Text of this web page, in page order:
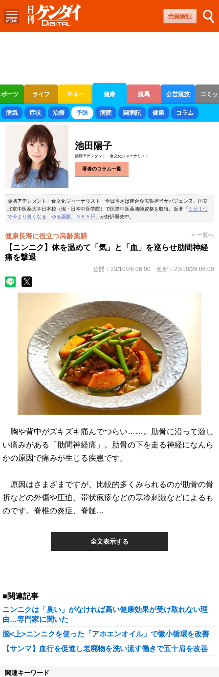
ーツ ライフ マネー 健康 競馬 公営競技 コミ
ボートレース 競輪 オートレース
病気 症状 治療 予防 病院 闘病記 健康 コラム
池田陽子
薬膳アテンダント・食文化ジャーナリスト
著者のコラム一覧
薬膳アテンダント・食文化ジャーナリスト・全日本さば連合会広報担当サバジェンヌ。国立
北京中医薬大学日本校（現・日本中医学院）で国際中医薬膳師資格を取得。近著「 １日１つ
で今より良くなる ゆる薬膳。３６５日 」が好評発売中。
健康長寿に役立つ高齢薬膳 > 一覧へ
【ニンニク】体を温めて「気」と「血」を巡らせ肋間神経
痛を撃退
公開： 23/10/26 06:00 更新： 23/10/26 06:00
胸や背中がズキズキ痛んでつらい……。肋骨に沿って激し
い痛みがある「肋間神経痛」。肋骨の下を走る神経になんら
かの原因で痛みが生じる疾患です。
原因はさまざまですが、比較的多くみられるのが肋骨の骨
折などの外傷や圧迫、帯状疱疹などの寒冷刺激などによるも
のです。脊椎の炎症、脊髄…
全文表示する
■関連記事
ニンニクは「臭い」がなければ高い健康効果が受け取れない理
由…専門家に聞いた
脳<上>ニンニクを使った「アホエンオイル」で微小循環を改善
【サンマ】血行を促進し老廃物を洗い流す働きで五十肩を改善
関連キーワード